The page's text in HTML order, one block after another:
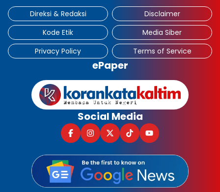
Direksi & Redaksi
Disclaimer
Kode Etik
Media Siber
Privacy Policy
Terms of Service
ePaper
Social Media